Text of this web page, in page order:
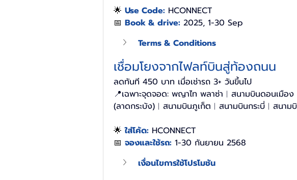
🌟 Use Code: HCONNECT
📅 Book & drive: 2025, 1-30 Sep
Terms & Conditions
เชื่อมโยงจากไฟลท์บินสู่ท้องถนน
ลดทันที 450 บาท เมื่อเช่ารถ 3+ วันขึ้นไป
📍เฉพาะจุดจอด: พญาไท พลาซ่า︱สนามบินดอนเมือ
(ลาดกระบัง)︱สนามบินภูเก็ต︱สนามบินกระบี่︱สนาม
🌟 ใส่โค้ด: HCONNECT
📅 จองและใช้รถ: 1-30 กันยายน 2568
เงื่อนไขการใช้โปรโมชัน